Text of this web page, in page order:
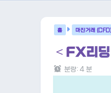
마진거래
＜FX리
분량: 4 분